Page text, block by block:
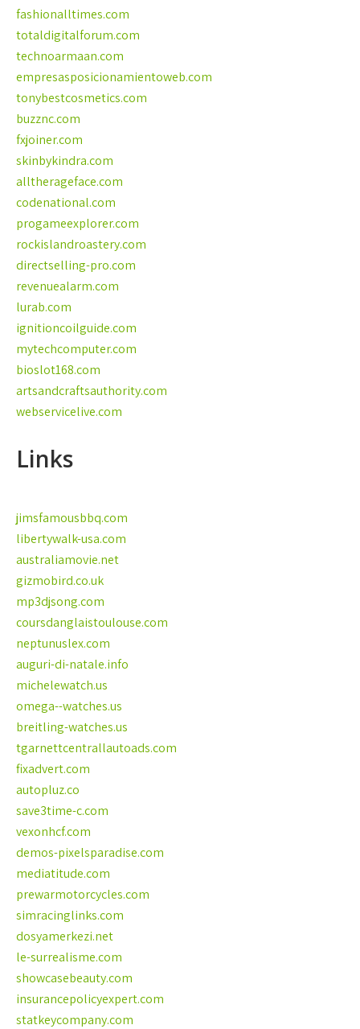
fashionalltimes.com
totaldigitalforum.com
technoarmaan.com
empresasposicionamientoweb.com
tonybestcosmetics.com
buzznc.com
fxjoiner.com
skinbykindra.com
alltherageface.com
codenational.com
progameexplorer.com
rockislandroastery.com
directselling-pro.com
revenuealarm.com
lurab.com
ignitioncoilguide.com
mytechcomputer.com
bioslot168.com
artsandcraftsauthority.com
webservicelive.com
Links
jimsfamousbbq.com
libertywalk-usa.com
australiamovie.net
gizmobird.co.uk
mp3djsong.com
coursdanglaistoulouse.com
neptunuslex.com
auguri-di-natale.info
michelewatch.us
omega--watches.us
breitling-watches.us
tgarnettcentrallautoads.com
fixadvert.com
autopluz.co
save3time-c.com
vexonhcf.com
demos-pixelsparadise.com
mediatitude.com
prewarmotorcycles.com
simracinglinks.com
dosyamerkezi.net
le-surrealisme.com
showcasebeauty.com
insurancepolicyexpert.com
statkeycompany.com